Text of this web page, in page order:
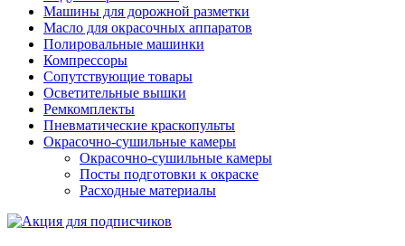
Машины для дорожной разметки
Масло для окрасочных аппаратов
Полировальные машинки
Компрессоры
Сопутствующие товары
Осветительные вышки
Ремкомплекты
Пневматические краскопульты
Окрасочно-сушильные камеры
Окрасочно-сушильные камеры
Посты подготовки к окраске
Расходные материалы